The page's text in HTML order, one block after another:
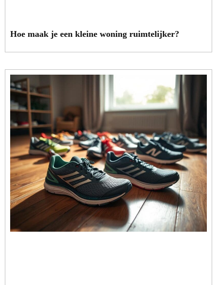
Hoe maak je een kleine woning ruimtelijker?